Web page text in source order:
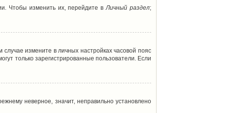
Чтобы изменить их, перейдите вЛичный раздел;
измените в личных настройках часовой пояс
только зарегистрированные пользователи. Если
неверное, значит, неправильно установлено